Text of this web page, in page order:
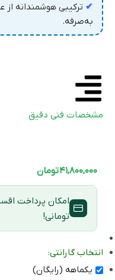
✔ ترکیبی هوشمندانه از
به‌صرفه.
مشخصات فنی دقیق
۴۱,۸۰۰,۰۰۰تومان
امکان پرداخت اقساطی
تومانی!
انتخاب گارانتی:
یکماهه (رایگان)